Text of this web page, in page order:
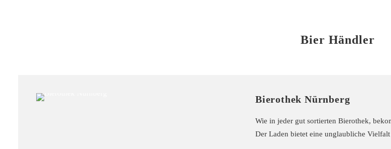
Bier Händler
Bierothek Nürnberg
Wie in jeder gut sortierten Bierothek,
Der Laden bietet eine unglaubliche